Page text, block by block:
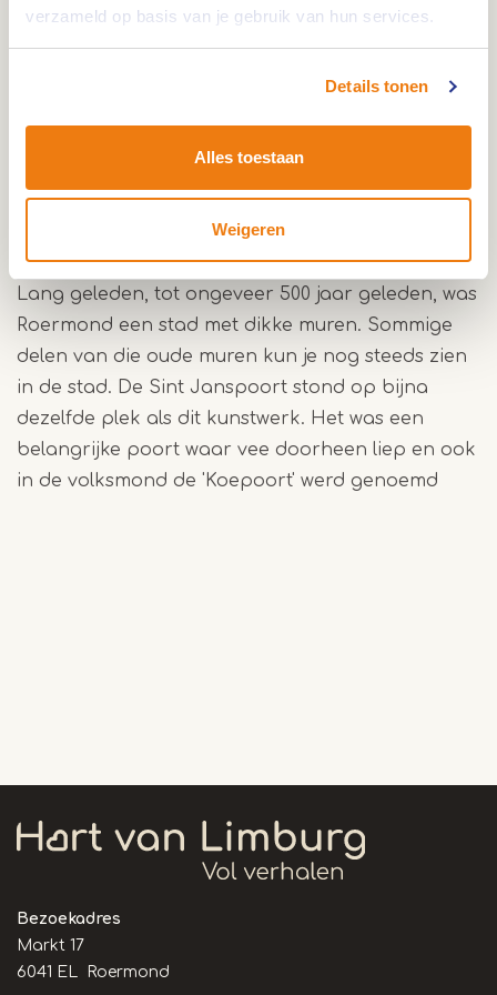
verzameld op basis van je gebruik van hun services.
Details tonen
Alles toestaan
Weigeren
bij het Karzerneplein en het Designer Outlet
Cortenstaal met het woord 'Sint Janspoort'. Het
lijkt op een poort, met in de toekomst bomen die
een tunnel vormen. Dat is om te laten zien hoe de
echte poort er vroeger uitzag.
Lang geleden, tot ongeveer 500 jaar geleden, was
Roermond een stad met dikke muren. Sommige
delen van die oude muren kun je nog steeds zien
in de stad. De Sint Janspoort stond op bijna
dezelfde plek als dit kunstwerk. Het was een
belangrijke poort waar vee doorheen liep en ook
in de volksmond de 'Koepoort' werd genoemd
Bezoekadres
Markt 17
6041 EL Roermond